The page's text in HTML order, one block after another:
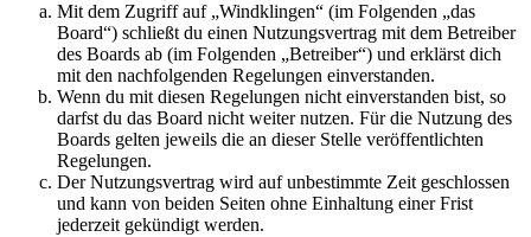
Mit dem Zugriff auf „Windklingen“ (im Folgenden „das
Board“) schließt du einen Nutzungsvertrag mit dem Betreiber
des Boards ab (im Folgenden „Betreiber“) und erklärst dich
mit den nachfolgenden Regelungen einverstanden.
Wenn du mit diesen Regelungen nicht einverstanden bist, so
darfst du das Board nicht weiter nutzen. Für die Nutzung des
Boards gelten jeweils die an dieser Stelle veröffentlichten
Regelungen.
Der Nutzungsvertrag wird auf unbestimmte Zeit geschlossen
und kann von beiden Seiten ohne Einhaltung einer Frist
jederzeit gekündigt werden.